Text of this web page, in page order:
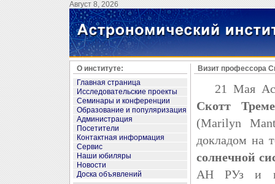
Август 8, 2026
О институте:
Главная страница
Исследовательские проекты
Семинары и конференции
Образование и популяризация
Администрация
Посетители
Контактная информация
Сервис
Наши юбиляры
Новости
Доска объявлений
Визит профессора
21 Мая
Скотт
(Marilyn
докладом на
солнечной
АН РУз и